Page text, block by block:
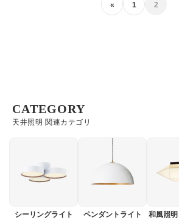
« 1 2
天井照明 関連カテゴリ
CATEGORY
シーリングライト ペンダントライト 和風照